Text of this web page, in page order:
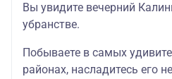
Вы увидите вечерний
убранстве.
Побываете в самых
районах, насладитесь его